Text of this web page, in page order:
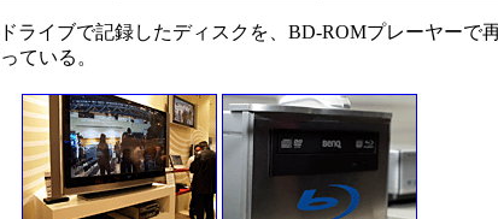
ライブで記録したディスクを、BD-ROMプレーヤーで
ている。